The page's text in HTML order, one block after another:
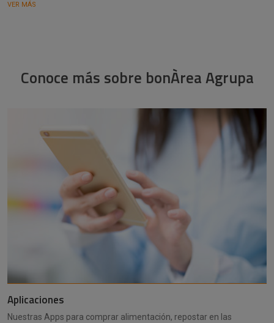
VER MÁS
Conoce más sobre bonÀrea Agrupa
Aplicaciones
Nuestras Apps para comprar alimentación, repostar en las